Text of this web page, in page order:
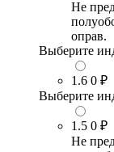
Не
оправ.
Выберите
1.6 0 ₽
Выберите
1.5 0 ₽
Не